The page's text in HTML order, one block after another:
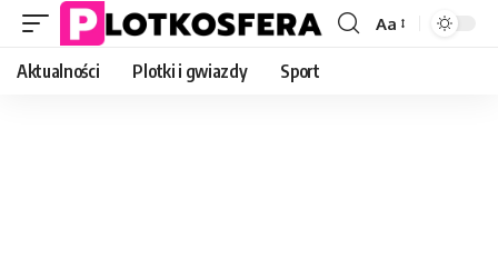
Font
Aa
Aktualności Plotki i gwiazdy Sport